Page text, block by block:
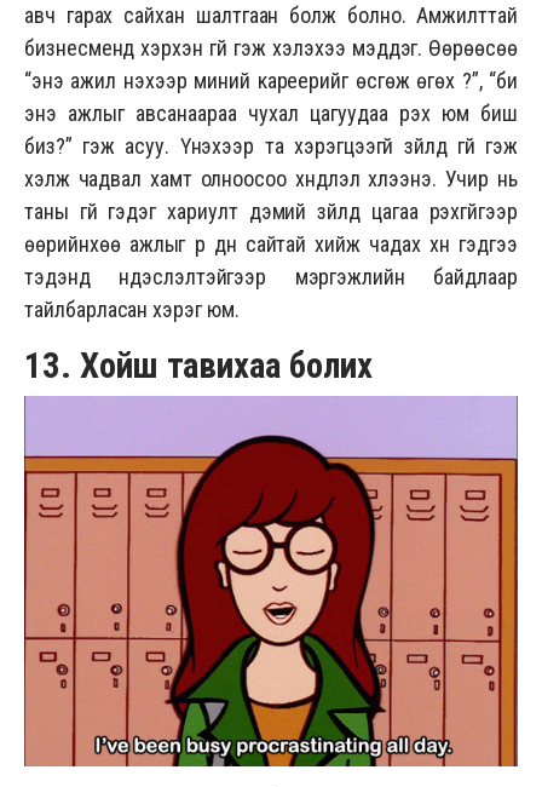
авч гарах сайхан шалтгаан болж болно. Амжилттай
бизнесменүүд хэрхэн үгүй гэж хэлэхээ мэддэг. Өөрөөсөө
“энэ ажил үнэхээр миний кареерийг өсгөж өгөх үү?”, “би
энэ ажлыг авсанаараа чухал цагуудаа үрэх юм биш
биз?” гэж асуу. Үнэхээр та хэрэгцээгүй зүйлд үгүй гэж
хэлж чадвал хамт олноосоо хүндлэл хүлээнэ. Учир нь
таны үгүй гэдэг хариулт дэмий зүйлд цагаа үрэхгүйгээр
өөрийнхөө ажлыг үр дүн сайтай хийж чадах хүн гэдгээ
тэдэнд үндэслэлтэйгээр мэргэжлийн байдлаар
тайлбарласан хэрэг юм.
13. Хойш тавихаа болих